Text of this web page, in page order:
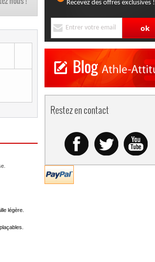
légère.
Recevez des offres exclusives !
Restez en contact